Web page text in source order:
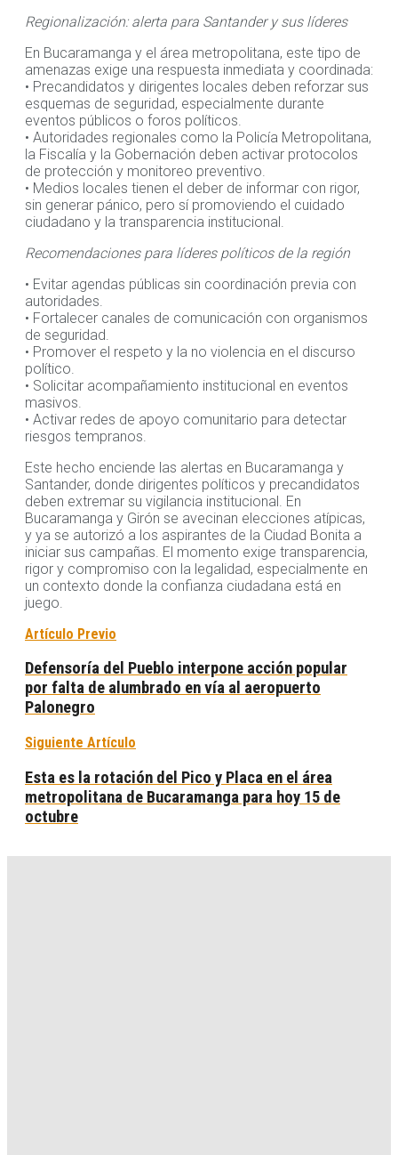
Regionalización: alerta para Santander y sus líderes
En Bucaramanga y el área metropolitana, este tipo de
amenazas exige una respuesta inmediata y coordinada:
• Precandidatos y dirigentes locales deben reforzar sus
esquemas de seguridad, especialmente durante
eventos públicos o foros políticos.
• Autoridades regionales como la Policía Metropolitana,
la Fiscalía y la Gobernación deben activar protocolos
de protección y monitoreo preventivo.
• Medios locales tienen el deber de informar con rigor,
sin generar pánico, pero sí promoviendo el cuidado
ciudadano y la transparencia institucional.
Recomendaciones para líderes políticos de la región
• Evitar agendas públicas sin coordinación previa con
autoridades.
• Fortalecer canales de comunicación con organismos
de seguridad.
• Promover el respeto y la no violencia en el discurso
político.
• Solicitar acompañamiento institucional en eventos
masivos.
• Activar redes de apoyo comunitario para detectar
riesgos tempranos.
Este hecho enciende las alertas en Bucaramanga y
Santander, donde dirigentes políticos y precandidatos
deben extremar su vigilancia institucional. En
Bucaramanga y Girón se avecinan elecciones atípicas,
y ya se autorizó a los aspirantes de la Ciudad Bonita a
iniciar sus campañas. El momento exige transparencia,
rigor y compromiso con la legalidad, especialmente en
un contexto donde la confianza ciudadana está en
juego.
Artículo Previo
Defensoría del Pueblo interpone acción popular
por falta de alumbrado en vía al aeropuerto
Palonegro
Siguiente Artículo
Esta es la rotación del Pico y Placa en el área
metropolitana de Bucaramanga para hoy 15 de
octubre